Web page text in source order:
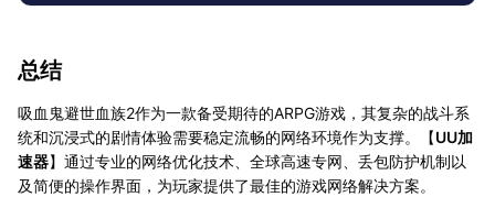
总结
吸血鬼避世血族2作为一款备受期待的ARPG游戏，其复杂的战斗系
统和沉浸式的剧情体验需要稳定流畅的网络环境作为支撑。【UU加
速器】通过专业的网络优化技术、全球高速专网、丢包防护机制以
及简便的操作界面，为玩家提供了最佳的游戏网络解决方案。